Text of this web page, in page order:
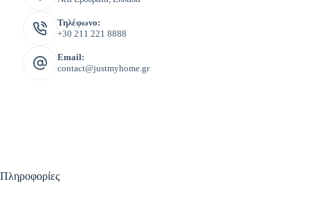
Τηλέφωνο:
+30 211 221 8888
Email:
contact@justmyhome.gr
Πληροφορίες